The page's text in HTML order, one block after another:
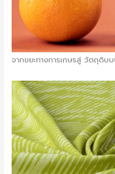
จากขยะทางการเกษรสู่ วัตถุดิบ